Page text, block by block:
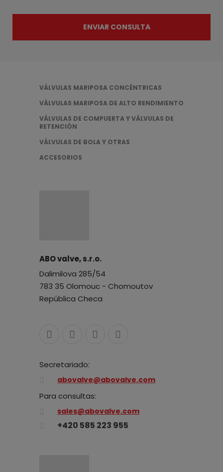
de
personalescon
ENVIAR CONSULTA
VÁLVULAS MARIPOSA CONCÉNTRICAS
VÁLVULAS MARIPOSA DE ALTO RENDIMIENTO
VÁLVULAS DE COMPUERTA Y VÁLVULAS DE
RETENCIÓN
VÁLVULAS DE BOLA Y OTRAS
ACCESORIOS
ABO valve, s.r.o.
Dalimilova 285/54
783 35 Olomouc - Chomoutov
República Checa
Secretariado:
abovalve@abovalve.com
Para consultas:
sales@abovalve.com
+420 585 223 955